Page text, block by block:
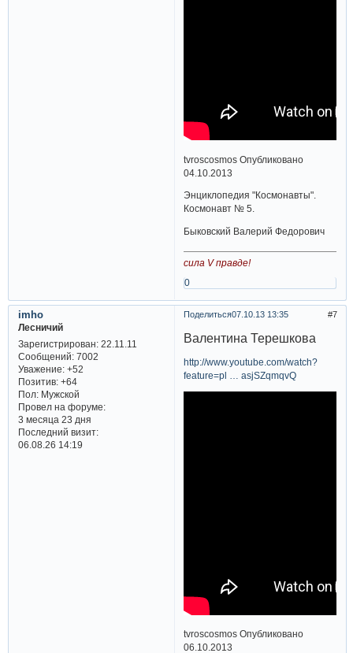
tvroscosmos Опубликовано
04.10.2013
Энциклопедия "Космонавты".
Космонавт № 5.
Быковский Валерий Федорович
сила V правде!
0
Поделиться 7
07.10.13 13:35
imho
Лесничий
Зарегистрирован: 22.11.11
Сообщений:7002
Уважение: +52
Позитив: +64
Пол:Мужской
Провел на форуме:
3 месяца 23 дня
Последний визит:
06.08.26 14:19
Валентина Терешкова
http://www.youtube.com/watch?
feature=pl … asjSZqmqvQ
tvroscosmos Опубликовано
06.10.2013